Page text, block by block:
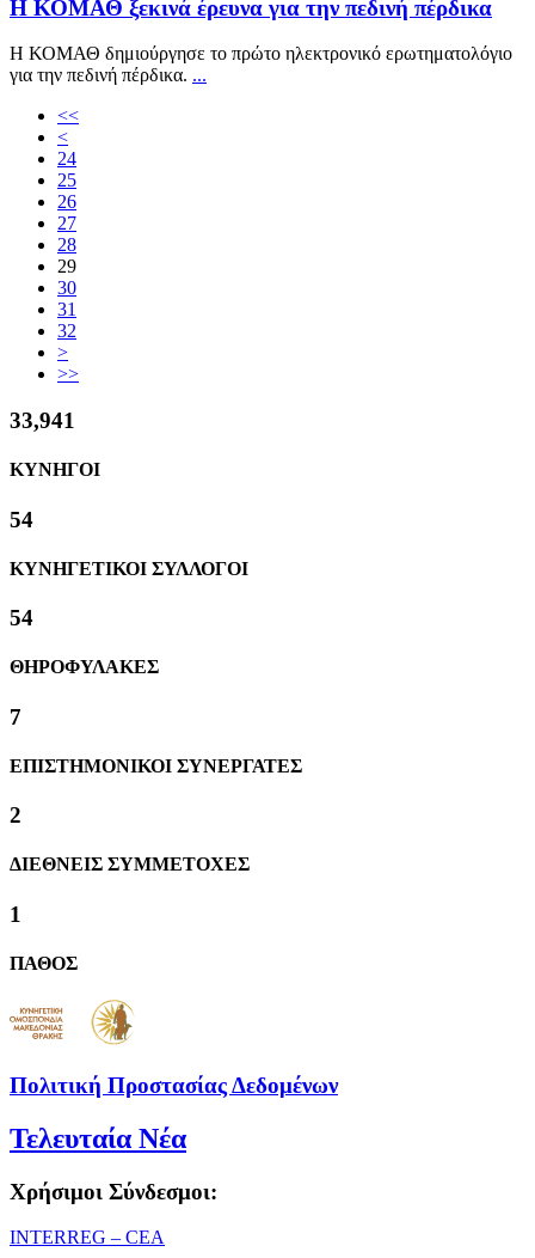
Η ΚΟΜΑΘ ξεκινά έρευνα για την πεδινή πέρδικα
Η ΚΟΜΑΘ δημιούργησε το πρώτο ηλεκτρονικό ερωτηματολόγιο
για την πεδινή πέρδικα. ...
<<
<
24
25
26
27
28
29
30
31
32
>
>>
36,895
ΚΥΝΗΓΟΙ
59
ΚΥΝΗΓΕΤΙΚΟΙ ΣΥΛΛΟΓΟΙ
59
ΘΗΡΟΦΥΛΑΚΕΣ
8
ΕΠΙΣΤΗΜΟΝΙΚΟΙ ΣΥΝΕΡΓΑΤΕΣ
2
ΔΙΕΘΝΕΙΣ ΣΥΜΜΕΤΟΧΕΣ
1
ΠΑΘΟΣ
Πολιτική Προστασίας Δεδομένων
Τελευταία Νέα
Χρήσιμοι Σύνδεσμοι:
ΙΝΤΕRREG – CEA